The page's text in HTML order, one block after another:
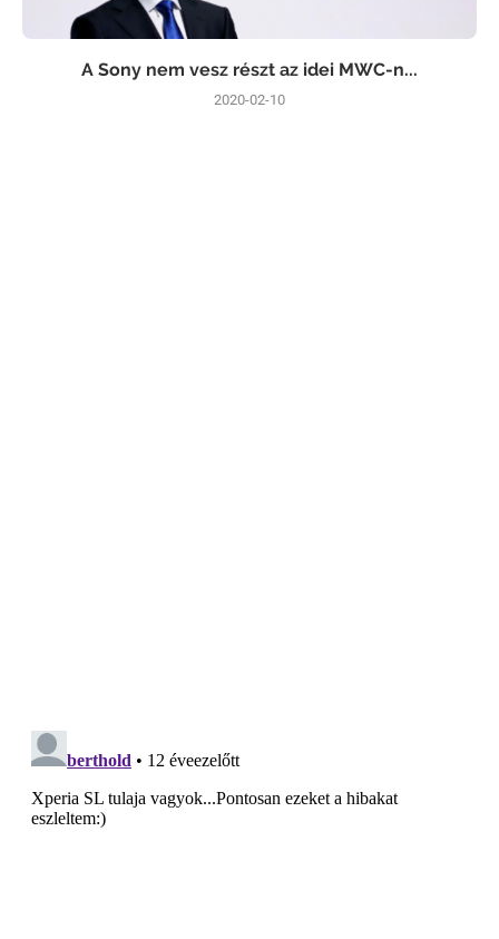
A Sony nem vesz részt az idei MWC-n...
2020-02-10